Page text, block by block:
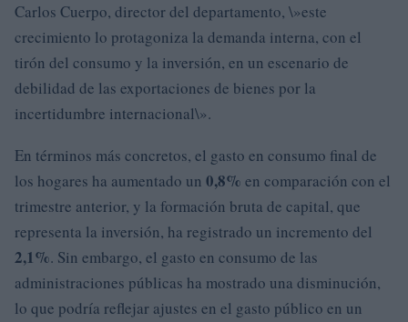
Carlos Cuerpo, director del departamento, \»este
crecimiento lo protagoniza la demanda interna, con el
tirón del consumo y la inversión, en un escenario de
debilidad de las exportaciones de bienes por la
incertidumbre internacional\».
En términos más concretos, el gasto en consumo final de
los hogares ha aumentado un 0,8% en comparación con el
trimestre anterior, y la formación bruta de capital, que
representa la inversión, ha registrado un incremento del
2,1%. Sin embargo, el gasto en consumo de las
administraciones públicas ha mostrado una disminución,
lo que podría reflejar ajustes en el gasto público en un